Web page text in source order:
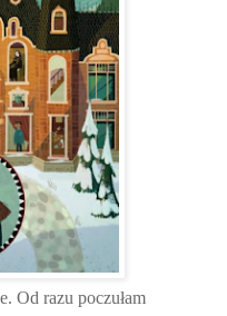
Od razu poczułam